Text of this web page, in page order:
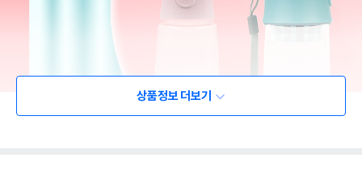
상품정보 더보기